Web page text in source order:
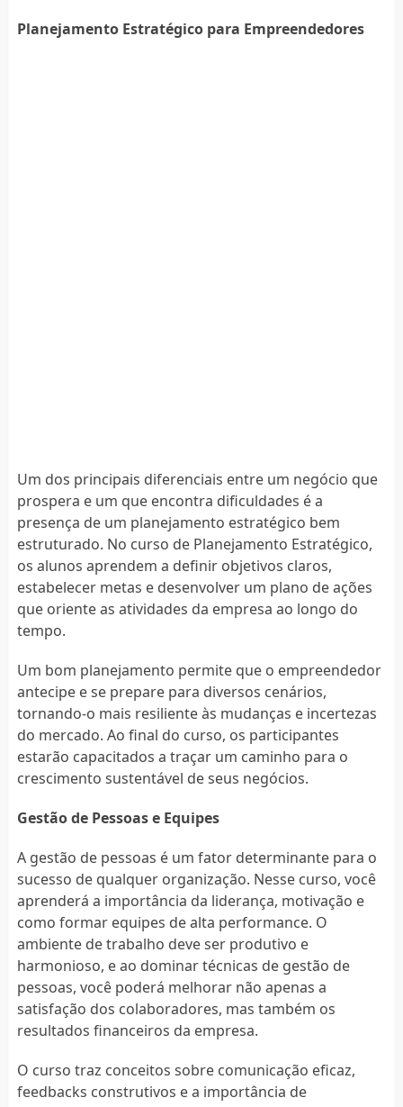
Planejamento Estratégico para Empreendedores
Um dos principais diferenciais entre um negócio que
prospera e um que encontra dificuldades é a
presença de um planejamento estratégico bem
estruturado. No curso de Planejamento Estratégico,
os alunos aprendem a definir objetivos claros,
estabelecer metas e desenvolver um plano de ações
que oriente as atividades da empresa ao longo do
tempo.
Um bom planejamento permite que o empreendedor
antecipe e se prepare para diversos cenários,
tornando-o mais resiliente às mudanças e incertezas
do mercado. Ao final do curso, os participantes
estarão capacitados a traçar um caminho para o
crescimento sustentável de seus negócios.
Gestão de Pessoas e Equipes
A gestão de pessoas é um fator determinante para o
sucesso de qualquer organização. Nesse curso, você
aprenderá a importância da liderança, motivação e
como formar equipes de alta performance. O
ambiente de trabalho deve ser produtivo e
harmonioso, e ao dominar técnicas de gestão de
pessoas, você poderá melhorar não apenas a
satisfação dos colaboradores, mas também os
resultados financeiros da empresa.
O curso traz conceitos sobre comunicação eficaz,
feedbacks construtivos e a importância de